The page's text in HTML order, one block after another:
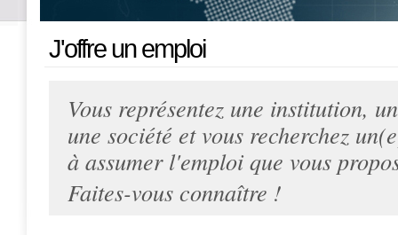
J'offre un emploi
Vous représentez une institution,
une société et vous recherchez
à assumer l'emploi que vous
Faites-vous connaître !